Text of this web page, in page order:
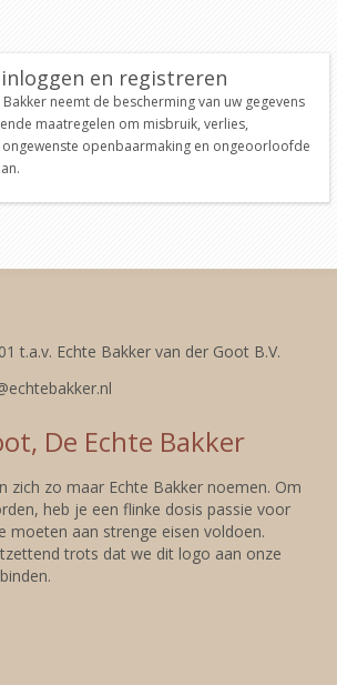
en registreren
neemt de bescherming van uw gegevens
maatregelen om misbruik, verlies,
openbaarmaking en ongeoorloofde
t.a.v. Echte Bakker van der Goot B.V.
De Echte Bakker
zich zo maar Echte Bakker noemen. Om
heb je een flinke dosis passie voor
moeten aan strenge eisen voldoen.
trots dat we dit logo aan onze